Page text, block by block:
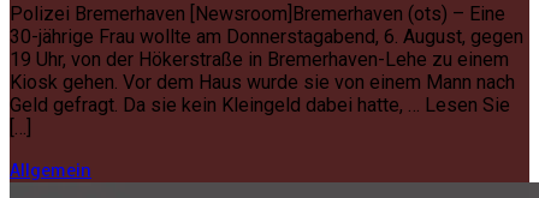
Polizei Bremerhaven [Newsroom]Bremerhaven (ots) – Eine
30-jährige Frau wollte am Donnerstagabend, 6. August, gegen
19 Uhr, von der Hökerstraße in Bremerhaven-Lehe zu einem
Kiosk gehen. Vor dem Haus wurde sie von einem Mann nach
Geld gefragt. Da sie kein Kleingeld dabei hatte, … Lesen Sie
Allgemein